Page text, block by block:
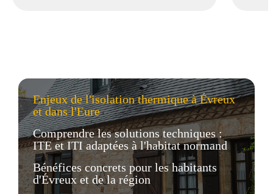
Enjeux de l'isolation thermique à Évreux
et dans l'Eure
Comprendre les solutions techniques :
ITE et ITI adaptées à l'habitat normand
Bénéfices concrets pour les habitants
d'Évreux et de la région